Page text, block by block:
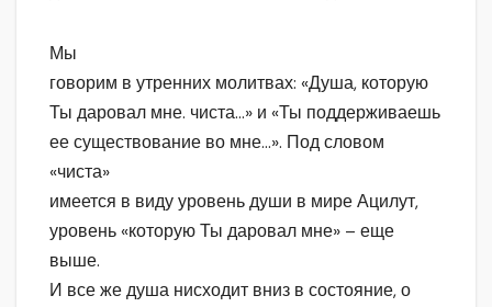
Мы
говорим в утренних молитвах: «Душа, которую
Ты даровал мне. чиста…» и «Ты поддерживаешь
ее существование во мне…». Под словом
«чиста»
имеется в виду уровень души в мире Ацилут,
уровень «которую Ты даровал мне» – еще
выше.
И все же душа нисходит вниз в состояние, о